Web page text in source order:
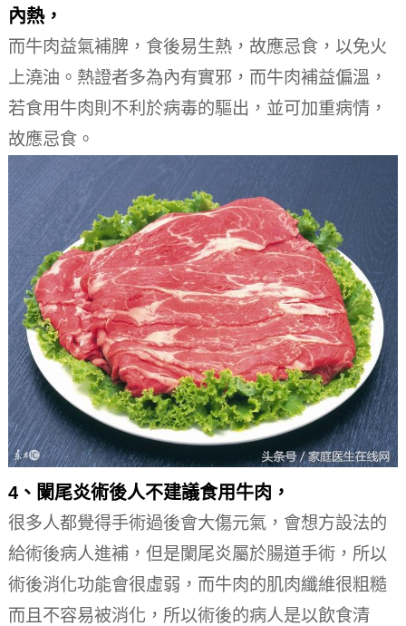
內熱，
而牛肉益氣補脾，食後易生熱，故應忌食，以免火
上澆油。 熱證者多為內有實邪，而牛肉補益偏溫，
若食用牛肉則不利於病毒的驅出，並可加重病情，
故應忌食。
4、闌尾炎術後人不建議食用牛肉，
很多人都覺得手術過後會大傷元氣，會想方設法的
給術後病人進補，但是闌尾炎屬於腸道手術，所以
術後消化功能會很虛弱，而牛肉的肌肉纖維很粗糙
而且不容易被消化，所以術後的病人是以飲食清